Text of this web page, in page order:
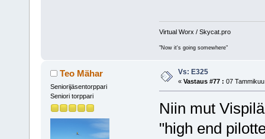
Virtual Worx / Skycat.pro
"Now it's going somewhere"
Teo Mähar
Seniorijäsentorppari
Seniori torppari
Vs: E325
« Vastaus #77 : 07
Niin mut
"high end